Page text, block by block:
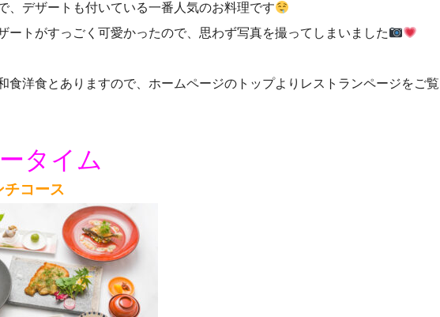
、デザートも付いている一番人気のお料理です
ートがすっごく可愛かったので、思わず写真を撮ってしまいました
食洋食とありますので、ホームページのトップよりレストランページをご覧
タイム
コース